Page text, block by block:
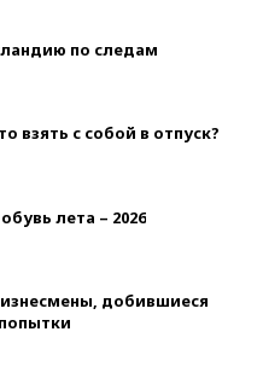
по следам
взять с собой в отпуск?
лета – 2026
добившиеся